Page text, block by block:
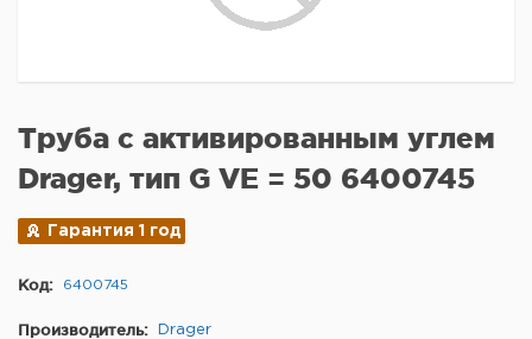
Труба с активированным углем
Drager, тип G VE = 50 6400745
Гарантия 1 год
Код: 6400745
Производитель: Drager